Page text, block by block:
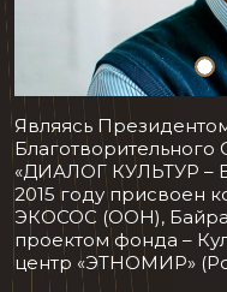
Являясь
«ДИАЛОГ КУЛЬТУР –
2015 году присвоен
ЭКОСОС (ООН),
проектом фонда –
центр «ЭТНОМИР»